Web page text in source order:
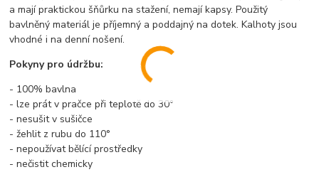
a mají praktickou šňůrku na stažení, nemají kapsy. Použitý
bavlněný materiál je příjemný a poddajný na dotek. Kalhoty jsou
vhodné i na denní nošení.
Pokyny pro údržbu:
- 100% bavlna
- lze prát v pračce při teplotě do 30°
- nesušit v sušičce
- žehlit z rubu do 110°
- nepoužívat bělící prostředky
- nečistit chemicky